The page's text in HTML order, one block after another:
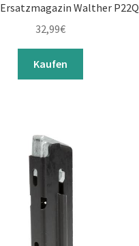
Walther P22Q
32,99€
Kaufen